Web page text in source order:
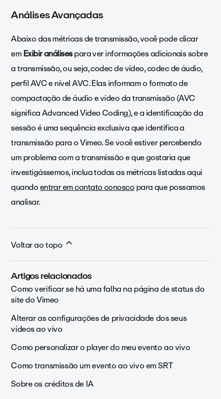
Análises Avançadas
Abaixo das métricas de transmissão, você pode clicar
emExibir análisespara ver informações adicionais sobre
a transmissão, ou seja, codec de vídeo, codec de áudio,
perfil AVC e nível AVC. Elas informam o formato de
compactação de áudio e vídeo da transmissão (AVC
significa Advanced Video Coding), e a identificação da
sessão é uma sequência exclusiva que identifica a
transmissão para o Vimeo. Se você estiver percebendo
um problema com a transmissão e que gostaria que
investigássemos, inclua todas as métricas listadas aqui
quandoentrar em contato conoscopara que possamos
analisar.
Voltar ao topo
Artigos relacionados
Como verificar se há uma falha na página de status do
site do Vimeo
Alterar as configurações de privacidade dos seus
vídeos ao vivo
Como personalizar o player do meu evento ao vivo
Como transmissão um evento ao vivo em SRT
Sobre os créditos de IA